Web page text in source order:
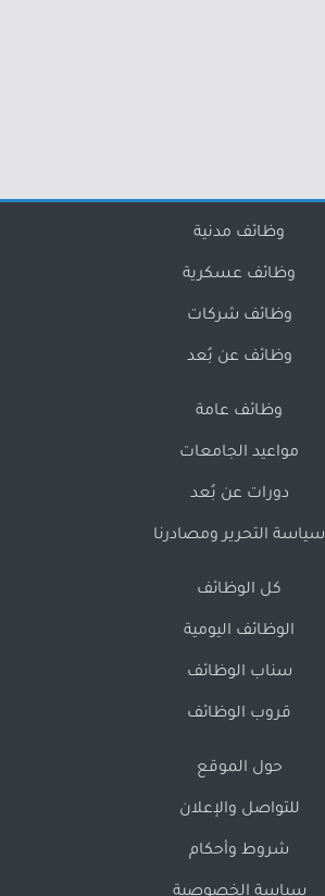
وظائف مدنية
وظائف عسكرية
وظائف شركات
وظائف عن بُعد
وظائف عامة
مواعيد الجامعات
دورات عن بُعد
سياسة التحرير ومصادرنا
كل الوظائف
الوظائف اليومية
سناب الوظائف
قروب الوظائف
حول الموقع
للتواصل والإعلان
شروط وأحكام